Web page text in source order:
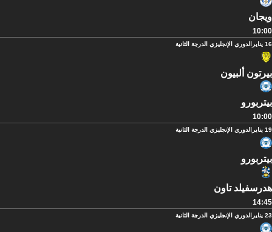
ويجان
10:00
16 يناير الدوري الإنجليزي الدرجة الثانية
بيرتون ألبيون
بيتربورو
10:00
19 يناير الدوري الإنجليزي الدرجة الثانية
بيتربورو
هدرسفيلد تاون
14:45
23 يناير الدوري الإنجليزي الدرجة الثانية